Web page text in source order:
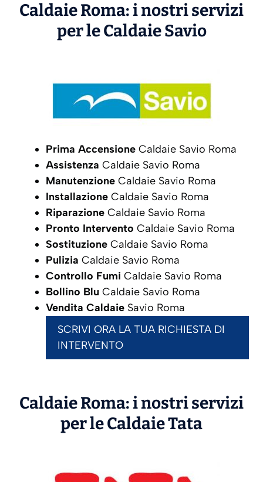
Caldaie Roma: i nostri servizi
per le CaldaieSavio
Prima Accensione Caldaie Savio Roma
Assistenza Caldaie Savio Roma
Manutenzione Caldaie Savio Roma
Installazione Caldaie Savio Roma
Riparazione Caldaie Savio Roma
Pronto Intervento Caldaie Savio Roma
Sostituzione Caldaie Savio Roma
Pulizia Caldaie Savio Roma
Controllo Fumi Caldaie Savio Roma
Bollino Blu Caldaie Savio Roma
Vendita Caldaie Savio Roma
SCRIVI ORA LA TUA RICHIESTA DI
INTERVENTO
Caldaie Roma: i nostri servizi
per le CaldaieTata